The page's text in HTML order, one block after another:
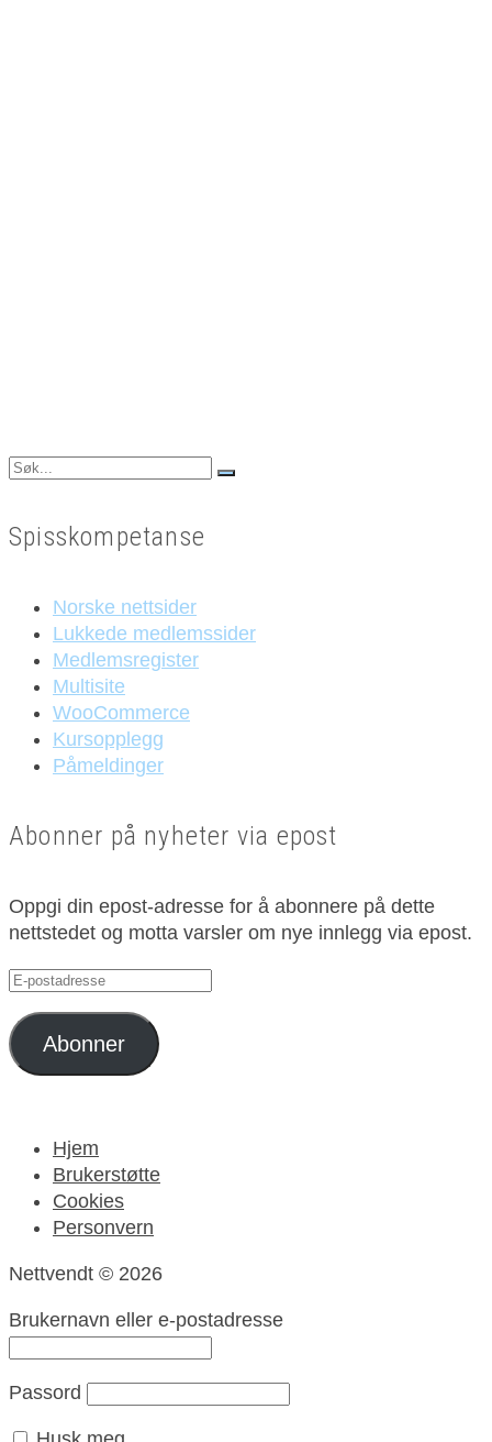
Search
Spisskompetanse
Norske nettsider
Lukkede medlemssider
Medlemsregister
Multisite
WooCommerce
Kursopplegg
Påmeldinger
Abonner på nyheter via epost
Oppgi din epost-adresse for å abonnere på dette
nettstedet og motta varsler om nye innlegg via epost.
E-
Abonner
Hjem
Brukerstøtte
Cookies
Personvern
Nettvendt © 2026
Brukernavn eller e-postadresse
Passord